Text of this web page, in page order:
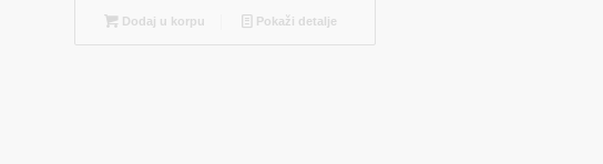
Dodaj u korpu Pokaži detalje